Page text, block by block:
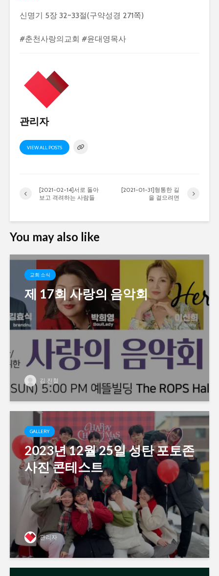
신명기 5장 32~33절(구약성경 271쪽)
#춘천사랑의교회 #윤대영목사
관리자
VIEW ALL POSTS
[2021-02-14]서로 돌아
보고 격려하는 사람들
[2021-01-31]형통한 길
을 걸으려면
You may also like
교회 소식
제 17회 사랑의 음악회
김 진철
GALLERY
2023년 12월 25일 성탄 포토존
사진 콘테스트
관리자